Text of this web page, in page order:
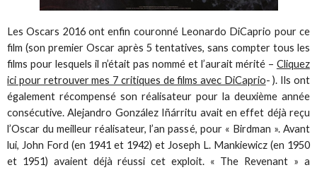
Les Oscars 2016 ont enfin couronné Leonardo DiCaprio pour ce
film (son premier Oscar après 5 tentatives, sans compter tous les
films pour lesquels il n’était pas nommé et l’aurait mérité – Cliquez
ici pour retrouver mes 7 critiques de films avec DiCaprio- ). Ils ont
également récompensé son réalisateur pour la deuxième année
consécutive. Alejandro González Iñárritu avait en effet déjà reçu
l’Oscar du meilleur réalisateur, l’an passé, pour « Birdman ». Avant
lui, John Ford (en 1941 et 1942) et Joseph L. Mankiewicz (en 1950
et 1951) avaient déjà réussi cet exploit. « The Revenant » a